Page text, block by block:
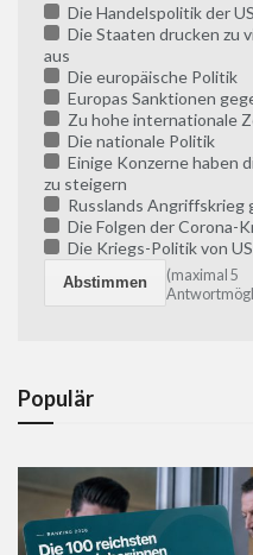
Die Handelspolitik der
Die Staaten drucken zu
aus
Die europäische Politik
Europas Sanktionen
Zu hohe internationale
Die nationale Politik
Einige Konzerne haben
zu steigern
Russlands Angriffskrieg
Die Folgen der Corona-
Die Kriegs-Politik von
(maximal 5
Populär